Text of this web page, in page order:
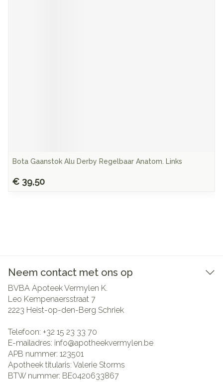
Bota Gaanstok Alu Derby Regelbaar Anatom. Links
€ 39,50
Neem contact met ons op
BVBA Apoteek Vermylen K.
Leo Kempenaersstraat 7
2223 Heist-op-den-Berg Schriek
Telefoon: +32 15 23 33 70
E-mailadres: info@apotheekvermylen.be
APB nummer: 123501
Apotheek titularis: Valerie Storms
BTW nummer: BE0420633867